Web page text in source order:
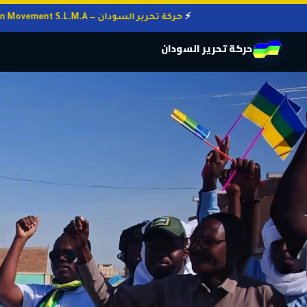
حركة تحرير السودان — Sudan Liberation Movement S.L.M.A
حركة تحرير السودان